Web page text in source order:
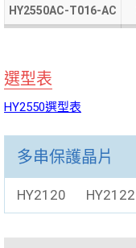
HY2550AC-T016-AC
HY2550AC-T016-AC
選型表
HY2550選型表
多串保護晶片
HY2120 HY2122